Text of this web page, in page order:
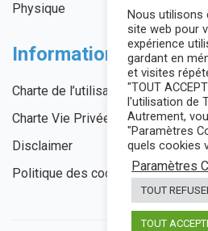
Physique
Informations légales
Charte de l’utilisateur
Charte Vie Privée
Disclaimer
Politique des cookies
Nous utilisons
site web pour
expérience
gardant en
et visites
"TOUT
l'utilisation de
Autrement,
"Paramètres
quels cookies
Paramètres
TOUT
TOUT